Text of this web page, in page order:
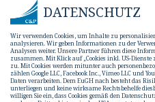
DATENSCHUTZ
Wir verwenden Cookies, um Inhalte zu
analysieren. Wir geben Informationen zu der
Analysen weiter. Unsere Partner führen diese
zusammen. Mit Klick auf „Cookies inkl. US-
zu. Mit Cookies werden mitunter auch
zählen Google LLC, Facebook Inc., Vimeo LLC und
Daten verarbeiten. Dem EuGH nach besteht das
unterliegen und keine wirksame Rechtsbehelfe
willigen Sie ein, dass Cookies gemäß den